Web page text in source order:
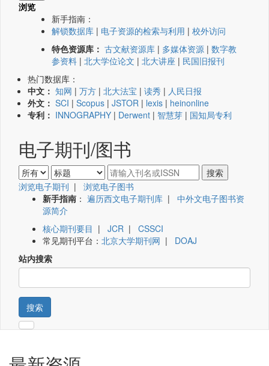
浏览
新手指南：
解锁数据库 | 电子资源的检索与利用 | 校外访问
特色资源库： 古文献资源库 | 多媒体资源 | 数字教
参资料 | 北大学位论文 | 北大讲座 | 民国旧报刊
热门数据库：
中文： 知网 | 万方 | 北大法宝 | 读秀 | 人民日报
外文： SCI | Scopus | JSTOR | lexis | heinonline
专利： INNOGRAPHY | Derwent | 智慧芽 | 国知局专利
电子期刊/图书
浏览电子期刊 | 浏览电子图书
新手指南 ： 遍历西文电子期刊库 | 中外文电子图书资
源简介
核心期刊要目 | JCR | CSSCI
常见期刊平台： 北京大学期刊网 | DOAJ
站内搜索
搜索